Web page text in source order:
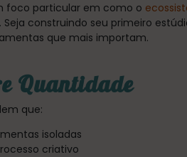
foco particular em como o
construindo seu primeiro
que mais importam.
Quantidade
que:
isoladas
criativo